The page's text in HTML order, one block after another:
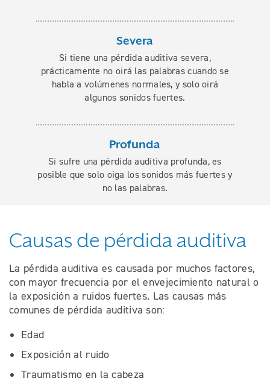
Severa
Si tiene una pérdida auditiva severa,
prácticamente no oirá las palabras cuando se
habla a volúmenes normales, y solo oirá
algunos sonidos fuertes.
Profunda
Si sufre una pérdida auditiva profunda, es
posible que solo oiga los sonidos más fuertes y
no las palabras.
Causas de pérdida auditiva
La pérdida auditiva es causada por muchos factores,
con mayor frecuencia por el envejecimiento natural o
la exposición a ruidos fuertes. Las causas más
comunes de pérdida auditiva son:
Edad
Exposición al ruido
Traumatismo en la cabeza